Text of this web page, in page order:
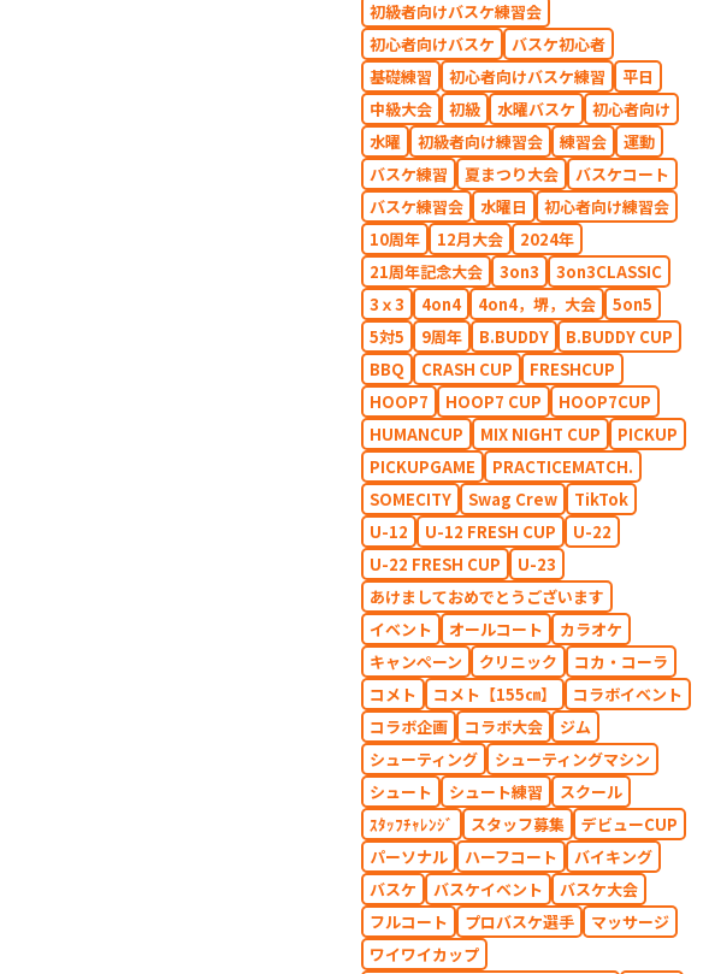
初級者向けバスケ練習会
初心者向けバスケ
バスケ初心者
基礎練習
初心者向けバスケ練習
平日
中級大会
初級 水曜バスケ
初心者向け
水曜
初級者向け練習会 練習会
運動
バスケ練習
夏まつり大会
バスケコート
バスケ練習会
水曜日
初心者向け練習会
10周年
12月大会
2024年
21周年記念大会
3on3
3on3CLASSIC
3ｘ3
4on4 4on4，堺，大会
5on5
5対5
9周年 B.BUDDY
B.BUDDY CUP
BBQ
CRASH CUP
FRESHCUP
HOOP7
HOOP7 CUP
HOOP7CUP
HUMANCUP
MIX NIGHT CUP
PICKUP
PICKUPGAME
PRACTICEMATCH.
SOMECITY
Swag Crew
TikTok
U-12
U-12 FRESH CUP
U-22
U-22 FRESH CUP
U-23
あけましておめでとうございます
イベント
オールコート
カラオケ
キャンペーン
クリニック
コカ・コーラ
コメト
コメト【155㎝】
コラボイベント
コラボ企画
コラボ大会
ジム
シューティング
シューティングマシン
シュート
シュート練習
スクール
ｽﾀｯﾌﾁｬﾚﾝｼﾞ
スタッフ募集
デビューCUP
パーソナル
ハーフコート
バイキング
バスケ
バスケイベント
バスケ大会
フルコート
プロバスケ選手
マッサージ
ワイワイカップ